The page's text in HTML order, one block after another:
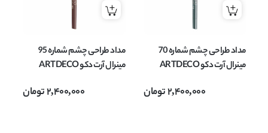
مداد طراحی چشم شماره 70
مینرال آرت دکو ARTDECO
2,400,000تومان
مداد طراحی چشم شماره 95
مینرال آرت دکو ARTDECO
2,400,000تومان